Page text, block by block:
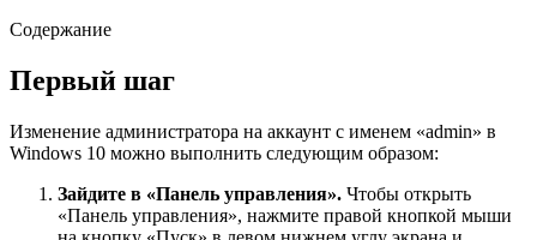
Содержание
Первый шаг
Изменение администратора на аккаунт с именем «admin» в
Windows 10 можно выполнить следующим образом:
Зайдите в «Панель управления». Чтобы открыть
«Панель управления», нажмите правой кнопкой мыши